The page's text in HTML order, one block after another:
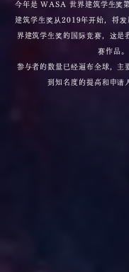
今年是 WASA 世界建筑学生奖
建筑学生奖从2019年开始，将
界建筑学生奖的国际竞赛，这是
赛作品。
参与者的数量已经遍布全球，主
到知名度的提高和申请